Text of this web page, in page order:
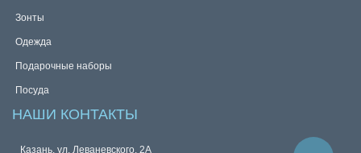
Зонты
Одежда
Подарочные наборы
Посуда
НАШИ КОНТАКТЫ
Казань, ул. Леваневского, 2А